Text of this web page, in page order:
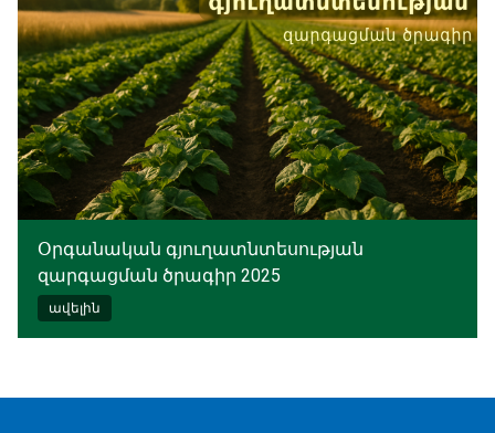
Օրգանական գյուղատնտեսության
զարգացման ծրագիր 2025
ավելին